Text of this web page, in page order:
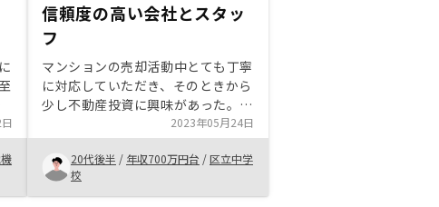
信頼度の高い会社とスタッ
フ
マンションの売却活動中とても丁寧
に対応していただき、そのときから
少し不動産投資に興味があった。ス
タッフと会社への信頼度が高く、親
身になって対応してもらえ、疑問点
も解消してもらえることが購入の決
め手となった。
2023年05月24日
20代後半 / 年収700万円台 /区立中学
校